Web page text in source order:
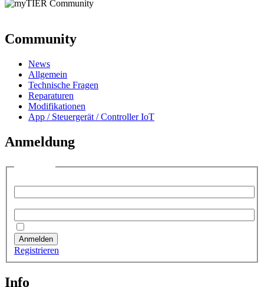
Community
News
Allgemein
Technische Fragen
Reparaturen
Modifikationen
App / Steuergerät / Controller IoT
Anmeldung
Anmelden
Registrieren
Info